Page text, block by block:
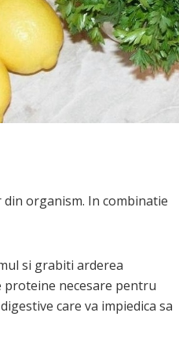
organism. In combinatie
si grabiti arderea
proteine necesare pentru
care va impiedica sa